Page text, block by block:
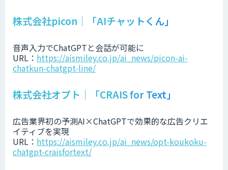
株式会社picon｜「AIチャットくん」
音声入力でChatGPTと会話が可能に
URL： https://aismiley.co.jp/ai_news/picon-ai-
chatkun-chatgpt-line/
株式会社オプト｜「CRAIS for Text」
広告業界初の予測AI×ChatGPTで効果的な広告クリエ
イティブを実現
URL： https://aismiley.co.jp/ai_news/opt-koukoku-
chatgpt-craisfortext/